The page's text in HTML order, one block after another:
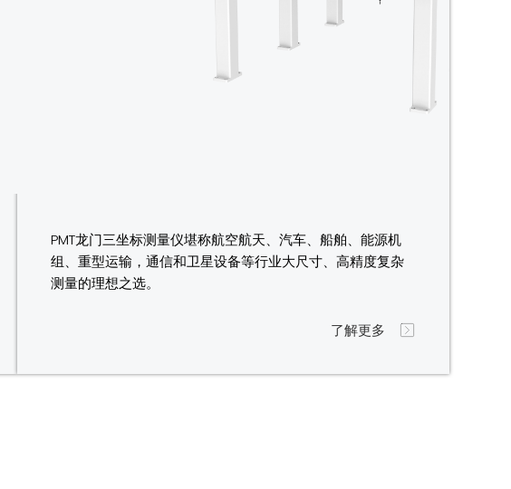
PMT龙门三坐标测量仪堪称航空航天、汽车、船舶、能源机
组、重型运输，通信和卫星设备等行业大尺寸、高精度复杂
测量的理想之选。
了解更多